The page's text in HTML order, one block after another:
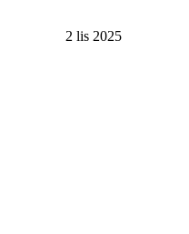
2 lis 2025